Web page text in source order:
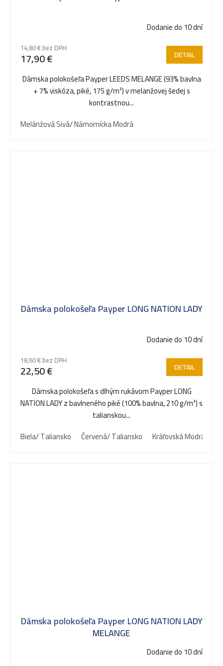
Dodanie do 10 dní
14,80 € bez DPH
17,90 € DETAIL
Dámska polokošeľa Payper LEEDS MELANGE (93% bavlna
+ 7% viskóza, piké, 175 g/m²) v melanžovej šedej s
kontrastnou...
Melánžová Sivá/ Námornícka Modrá
Dámska polokošeľa Payper LONG NATION LADY
Dodanie do 10 dní
18,60 € bez DPH
22,50 € DETAIL
Dámska polokošeľa s dlhým rukávom Payper LONG
NATION LADY z bavlneného piké (100% bavlna, 210 g/m²) s
talianskou...
Biela/ Taliansko
Červená/ Taliansko Kráľovská Modrá/
Dámska polokošeľa Payper LONG NATION LADY
MELANGE
Dodanie do 10 dní